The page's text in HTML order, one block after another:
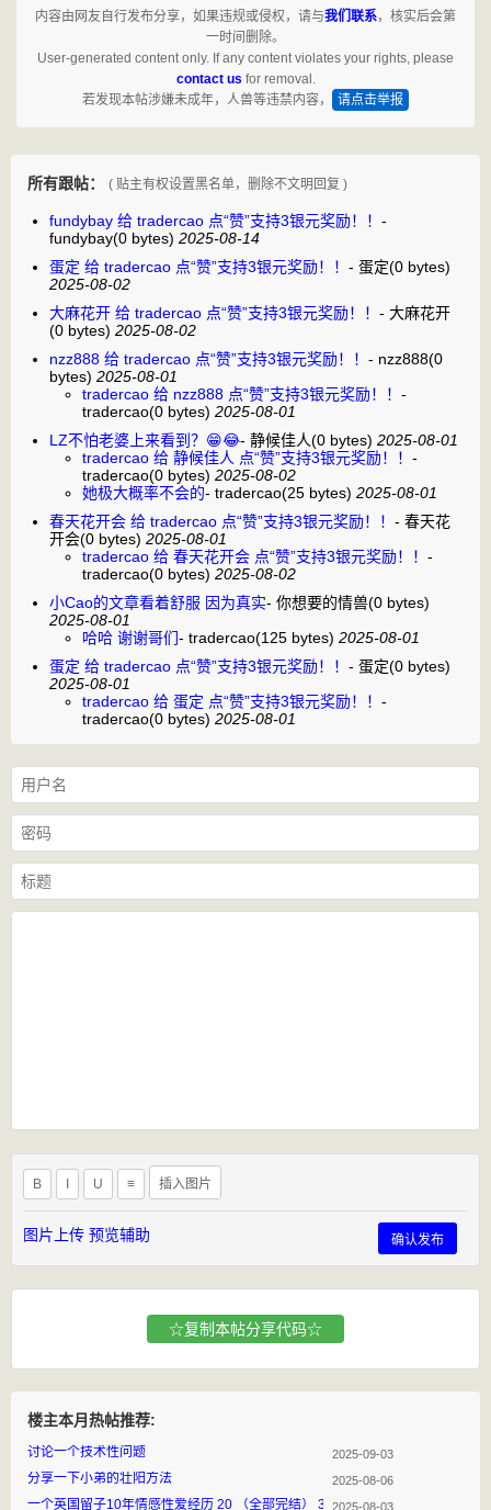
内容由网友自行发布分享，如果违规或侵权，请与我们联系，核实后会第
一时间删除。
User-generated content only. If any content violates your rights, please
contact us for removal.
若发现本帖涉嫌未成年，人兽等违禁内容，
请点击举报
所有跟帖： ( 贴主有权设置黑名单，删除不文明回复 )
fundybay 给 tradercao 点“赞”支持3银元奖励！！ -
fundybay(0 bytes) 2025-08-14
蛋定 给 tradercao 点“赞”支持3银元奖励！！ - 蛋定(0 bytes)
2025-08-02
大麻花开 给 tradercao 点“赞”支持3银元奖励！！ - 大麻花开
(0 bytes) 2025-08-02
nzz888 给 tradercao 点“赞”支持3银元奖励！！ - nzz888(0
bytes) 2025-08-01
tradercao 给 nzz888 点“赞”支持3银元奖励！！ -
tradercao(0 bytes) 2025-08-01
LZ不怕老婆上来看到？😁😂- 静候佳人(0 bytes) 2025-08-01
tradercao 给 静候佳人 点“赞”支持3银元奖励！！ -
tradercao(0 bytes) 2025-08-02
她极大概率不会的- tradercao(25 bytes) 2025-08-01
春天花开会 给 tradercao 点“赞”支持3银元奖励！！ - 春天花
开会(0 bytes) 2025-08-01
tradercao 给 春天花开会 点“赞”支持3银元奖励！！ -
tradercao(0 bytes) 2025-08-02
小Cao的文章看着舒服 因为真实- 你想要的情兽(0 bytes)
2025-08-01
哈哈 谢谢哥们- tradercao(125 bytes) 2025-08-01
蛋定 给 tradercao 点“赞”支持3银元奖励！！ - 蛋定(0 bytes)
2025-08-01
tradercao 给 蛋定 点“赞”支持3银元奖励！！ -
tradercao(0 bytes) 2025-08-01
B U ≡ 插入图片
图片上传 预览辅助 确认发布
☆复制本帖分享代码☆
楼主本月热帖推荐:
讨论一个技术性问题 2025-09-03
分享一下小弟的壮阳方法 2025-08-06
一个英国留子10年情感性爱经历 20 （全部完结） 3P下 福利放送
2025-08-03